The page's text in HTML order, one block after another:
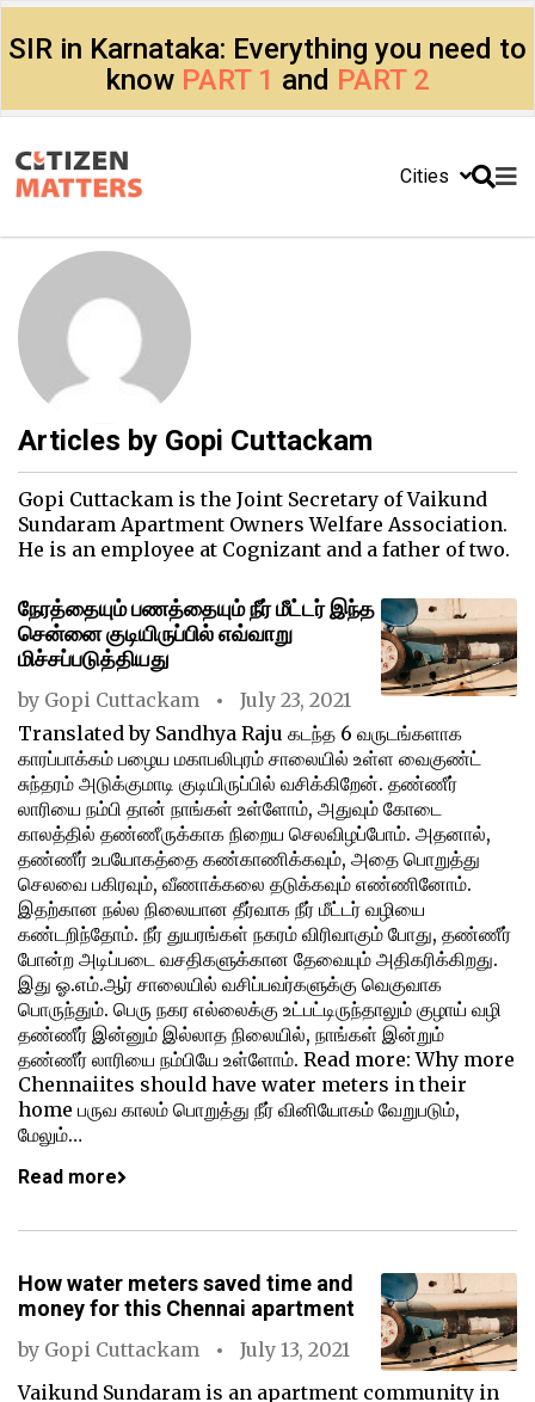
SIR in Karnataka: Everything you need to
know PART 1 and PART 2
Cities
Articles by Gopi Cuttackam
Gopi Cuttackam is the Joint Secretary of Vaikund
Sundaram Apartment Owners Welfare Association.
He is an employee at Cognizant and a father of two.
நேரத்தையும் பணத்தையும் நீர் மீட்டர் இந்த
சென்னை குடியிருப்பில் எவ்வாறு
மிச்சப்படுத்தியது
by Gopi Cuttackam
July 23, 2021
Translated by Sandhya Raju கடந்த 6 வருடங்களாக
காரப்பாக்கம் பழைய மகாபலிபுரம் சாலையில் உள்ள வைகுண்ட்
சுந்தரம் அடுக்குமாடி குடியிருப்பில் வசிக்கிறேன். தண்ணீர்
லாரியை நம்பி தான் நாங்கள் உள்ளோம், அதுவும் கோடை
காலத்தில் தண்ணீருக்காக நிறைய செலவிழப்போம். அதனால்,
தண்ணீர் உபயோகத்தை கண்காணிக்கவும், அதை பொறுத்து
செலவை பகிரவும், வீணாக்கலை தடுக்கவும் எண்ணினோம்.
இதற்கான நல்ல நிலையான தீர்வாக நீர் மீட்டர் வழியை
கண்டறிந்தோம். நீர் துயரங்கள் நகரம் விரிவாகும் போது, தண்ணீர்
போன்ற அடிப்படை வசதிகளுக்கான தேவையும் அதிகரிக்கிறது.
இது ஓ.எம்.ஆர் சாலையில் வசிப்பவர்களுக்கு வெகுவாக
பொருந்தும். பெரு நகர எல்லைக்கு உட்பட்டிருந்தாலும் குழாய் வழி
தண்ணீர் இன்னும் இல்லாத நிலையில், நாங்கள் இன்றும்
தண்ணீர் லாரியை நம்பியே உள்ளோம். Read more: Why more
Chennaiites should have water meters in their
home பருவ காலம் பொறுத்து நீர் வினியோகம் வேறுபடும்,
மேலும்…
Read more
How water meters saved time and
money for this Chennai apartment
by Gopi Cuttackam
July 13, 2021
Vaikund Sundaram is an apartment community in